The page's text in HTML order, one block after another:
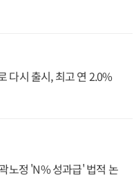
다시 출시, 최고 연 2.0%
노정 'N% 성과급' 법적 논